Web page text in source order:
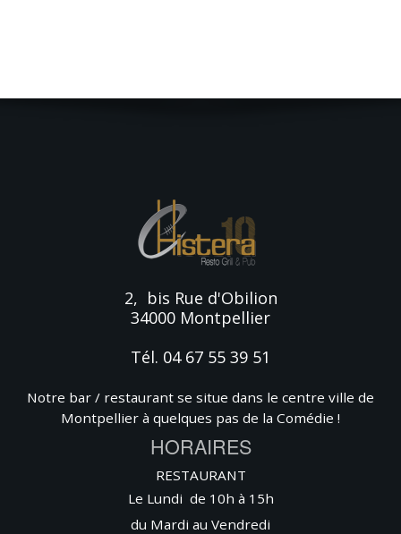
2, bis Rue d'Obilion
34000 Montpellier
Tél. 04 67 55 39 51
Notre bar / restaurant se situe dans le centre ville de
Montpellier à quelques pas de la Comédie !
HORAIRES
RESTAURANT
Le Lundi de 10h à 15h
du Mardi au Vendredi